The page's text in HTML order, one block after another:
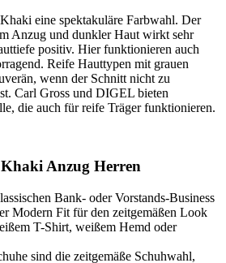
eine spektakuläre Farbwahl. Der
Anzug und dunkler Haut wirkt sehr
positiv. Hier funktionieren auch
Reife Hauttypen mit grauen
wenn der Schnitt nicht zu
Carl Gross und DIGEL bieten
die auch für reife Träger funktionieren.
Anzug Herren
Bank- oder Vorstands-Business
Modern Fit für den zeitgemäßen Look
T-Shirt, weißem Hemd oder
sind die zeitgemäße Schuhwahl,